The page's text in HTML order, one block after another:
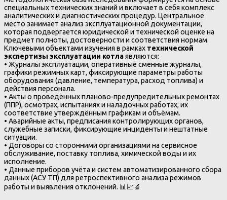
специальных технических знаний и включает в себя комплекс
аналитических и диагностических процедур. Центральное
место занимает анализ эксплуатационной документации,
которая подвергается юридической и технической оценке на
предмет полноты, достоверности и соответствия нормам.
Ключевыми объектами изучения в рамках технической
экспертизы эксплуатации котлаявляются:
• Журналы эксплуатации, оперативные сменные журналы,
графики режимных карт, фиксирующие параметры работы
оборудования (давление, температура, расход топлива) и
действия персонала.
• Акты о проведённых планово-предупредительных ремонтах
(ППР), осмотрах, испытаниях и наладочных работах, их
соответствие утверждённым графикам и объёмам.
• Аварийные акты, предписания контролирующих органов,
служебные записки, фиксирующие инциденты и нештатные
ситуации.
• Договоры со сторонними организациями на сервисное
обслуживание, поставку топлива, химической воды и их
исполнение.
• Данные приборов учёта и систем автоматизированного сбора
данных (АСУ ТП) для ретроспективного анализа режимов
работы и выявления отклонений. 📊📈🔬